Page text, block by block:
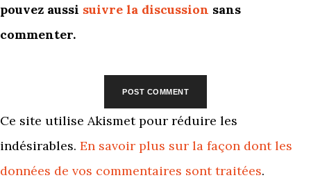
pouvez aussi suivre la discussion sans
commenter.
Ce site utilise Akismet pour réduire les
indésirables. En savoir plus sur la façon dont les
données de vos commentaires sont traitées.